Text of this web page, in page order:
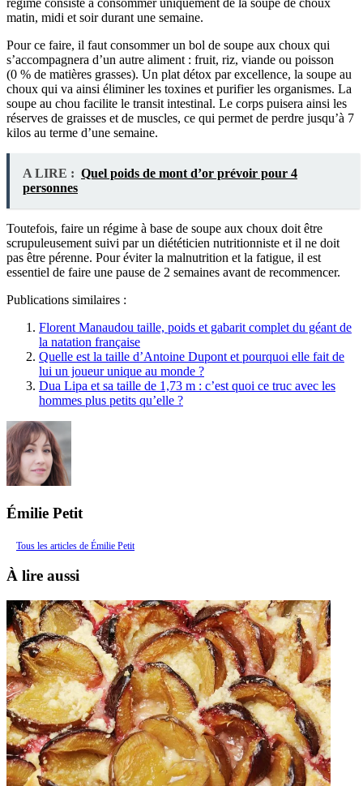
régime consiste à consommer uniquement de la soupe de choux
matin, midi et soir durant une semaine.
Pour ce faire, il faut consommer un bol de soupe aux choux qui
s’accompagnera d’un autre aliment : fruit, riz, viande ou poisson
(0 % de matières grasses). Un plat détox par excellence, la soupe au
choux qui va ainsi éliminer les toxines et purifier les organismes. La
soupe au chou facilite le transit intestinal. Le corps puisera ainsi les
réserves de graisses et de muscles, ce qui permet de perdre jusqu’à 7
kilos au terme d’une semaine.
A LIRE : Quel poids de mont d’or prévoir pour 4
personnes
Toutefois, faire un régime à base de soupe aux choux doit être
scrupuleusement suivi par un diététicien nutritionniste et il ne doit
pas être pérenne. Pour éviter la malnutrition et la fatigue, il est
essentiel de faire une pause de 2 semaines avant de recommencer.
Publications similaires :
Florent Manaudou taille, poids et gabarit complet du géant de
la natation française
Quelle est la taille d’Antoine Dupont et pourquoi elle fait de
lui un joueur unique au monde ?
Dua Lipa et sa taille de 1,73 m : c’est quoi ce truc avec les
hommes plus petits qu’elle ?
Émilie Petit
Tous les articles de Émilie Petit
À lire aussi